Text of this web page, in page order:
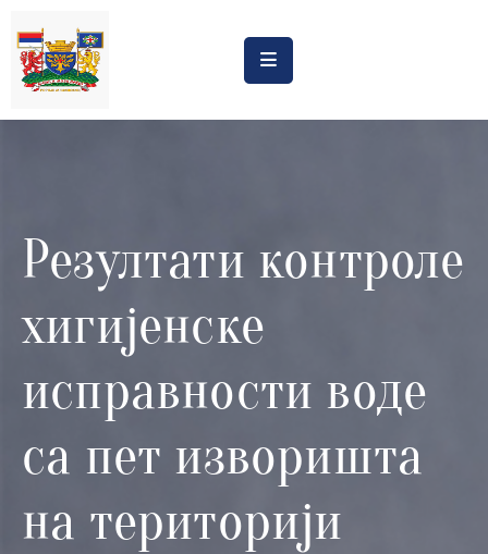
Насловна
Процена
утицаја
Регистри
дивљих
Планови
програми
Резултати контроле
хигијенске
исправности воде
са пет изворишта
на територији